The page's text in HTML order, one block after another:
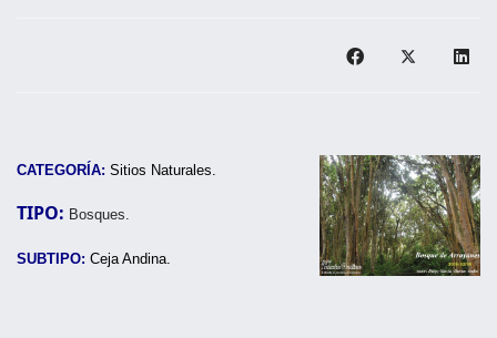
CATEGORÍA: Sitios Naturales.
TIPO: Bosques.
SUBTIPO: Ceja Andina.